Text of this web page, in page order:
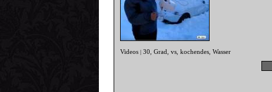
Videos |30 ,Grad ,vs ,kochendes ,Wasser